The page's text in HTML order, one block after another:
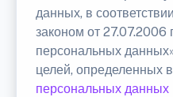
данных, в
законом от
персональных
целей, определенных в
персональных данных